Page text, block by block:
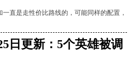
一直是走性价比路线的，可能同样的配置，
日更新：5个英雄被调